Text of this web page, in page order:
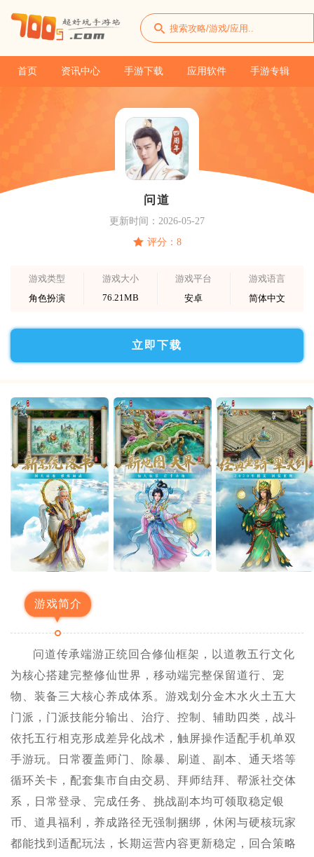
首页 资讯中心 手游下载 应用软件 手游专辑
问道
更新时间：2026-05-27
评分：8
游戏类型
角色扮演
游戏大小
76.21MB
游戏平台
安卓
游戏语言
简体中文
立即下载
游戏简介
问道传承端游正统回合修仙框架，以道教五行文化
为核心搭建完整修仙世界，移动端完整保留道行、宠
物、装备三大核心养成体系。游戏划分金木水火土五大
门派，门派技能分输出、治疗、控制、辅助四类，战斗
依托五行相克形成差异化战术，触屏操作适配手机单双
手游玩。日常覆盖师门、除暴、刷道、副本、通天塔等
循环关卡，配套集市自由交易、拜师结拜、帮派社交体
系，日常登录、完成任务、挑战副本均可领取稳定银
币、道具福利，养成路径无强制捆绑，休闲与硬核玩家
都能找到适配玩法，长期运营内容更新稳定，回合策略